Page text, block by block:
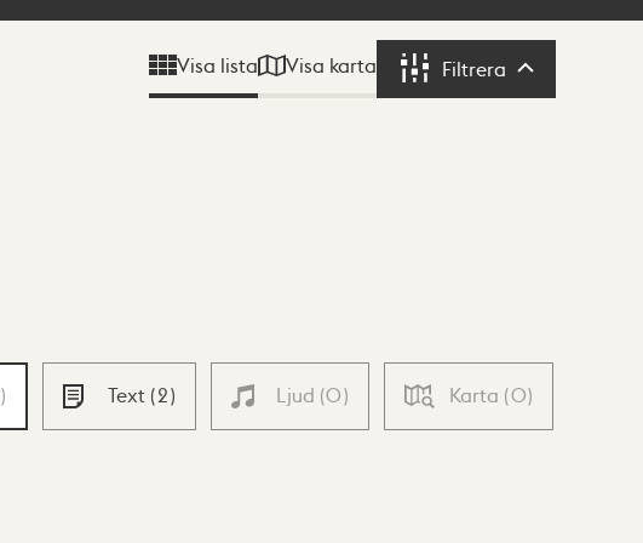
Visa lista Visa karta Filtrera Filtrera
) Text (2) Ljud (0) Karta (0)